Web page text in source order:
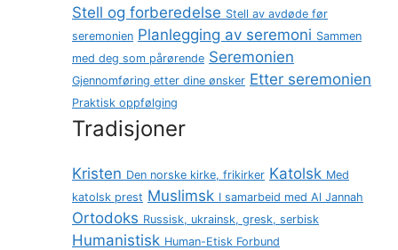
Stell og forberedelse Stell av avdøde før
seremonien Planlegging av seremoni Sammen
med deg som pårørende Seremonien
Gjennomføring etter dine ønsker Etter seremonien
Praktisk oppfølging
Tradisjoner
Kristen Den norske kirke, frikirker Katolsk Med
katolsk prest Muslimsk I samarbeid med Al Jannah
Ortodoks Russisk, ukrainsk, gresk, serbisk
Humanistisk Human-Etisk Forbund